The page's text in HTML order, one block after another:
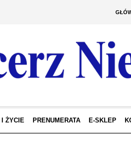
I ŻYCIE PRENUMERATA E-SKLEP